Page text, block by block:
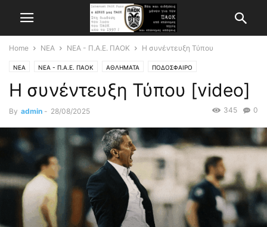
Home ΝΕΑ ΝΕΑ - Π.Α.Ε. ΠΑΟΚ Η συνέντευξη Τύπου
ΝΕΑ ΝΕΑ - Π.Α.Ε. ΠΑΟΚ ΑΘΛΗΜΑΤΑ ΠΟΔΟΣΦΑΙΡΟ
Η συνέντευξη Τύπου [video]
By admin - 28/08/2025 0
345